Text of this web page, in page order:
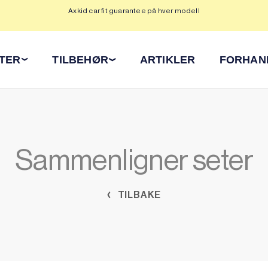
Axkid car fit guarantee på hver modell
TILBEHØR ARTIKLER
Sammenligner seter
TILBAKE